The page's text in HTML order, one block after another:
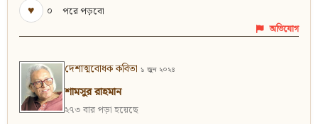
♥
০ পরে পড়বো
অভিযোগ
দেশাত্মবোধক কবিতা ১ জুন ২০২৪
শামসুর রাহমান
২৭৩ বার পড়া হয়েছে